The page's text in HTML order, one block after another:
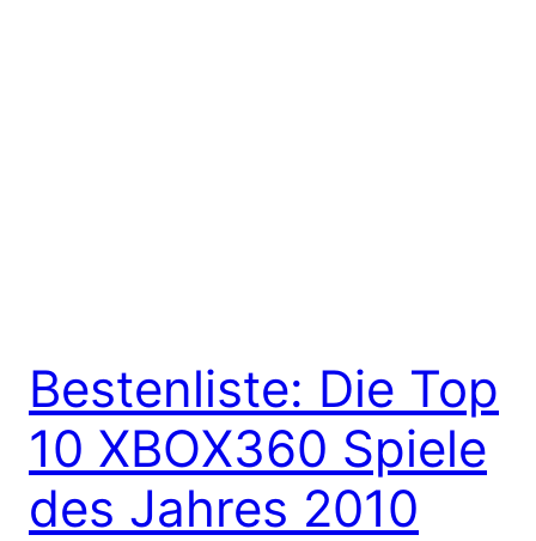
Bestenliste: Die Top
10 XBOX360 Spiele
des Jahres 2010